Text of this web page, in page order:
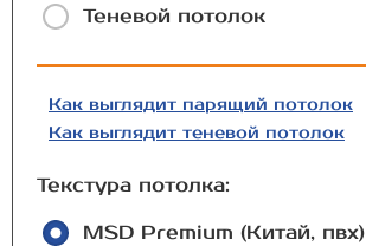
Теневой потолок
Как выглядит парящий потолок
Как выглядит теневой потолок
Текстура потолка:
MSD Premium (Китай, пвх)